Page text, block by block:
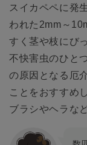
スイカペペに発
われた2mm～
すく茎や枝にび
不快害虫のひと
の原因となる厄
ことをおすすめ
ブラシやヘラな